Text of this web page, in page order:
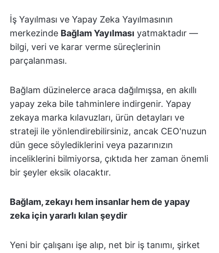
İş Yayılması ve Yapay Zeka Yayılmasının
merkezinde Bağlam Yayılması yatmaktadır —
bilgi, veri ve karar verme süreçlerinin
parçalanması.
Bağlam düzinelerce araca dağılmışsa, en akıllı
yapay zeka bile tahminlere indirgenir. Yapay
zekaya marka kılavuzları, ürün detayları ve
strateji ile yönlendirebilirsiniz, ancak CEO'nuzun
dün gece söylediklerini veya pazarınızın
inceliklerini bilmiyorsa, çıktıda her zaman önemli
bir şeyler eksik olacaktır.
Bağlam, zekayı hem insanlar hem de yapay
zeka için yararlı kılan şeydir
Yeni bir çalışanı işe alıp, net bir iş tanımı, şirket